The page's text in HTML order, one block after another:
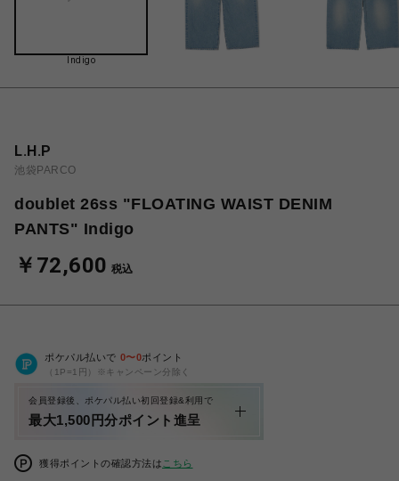
Indigo
L.H.P
池袋PARCO
doublet 26ss "FLOATING WAIST DENIM
PANTS" Indigo
￥72,600 税込
ポケパル払いで 0〜0ポイント
（1P=1円）※キャンペーン分除く
会員登録後、ポケパル払い初回登録&利用で
最大1,500円分ポイント進呈
獲得ポイントの確認方法は こちら